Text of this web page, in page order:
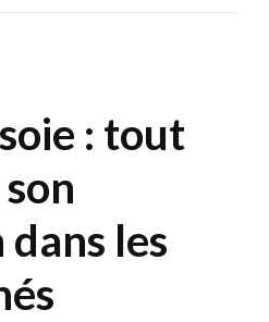
: tout
les